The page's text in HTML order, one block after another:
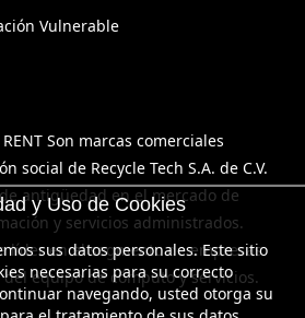
social de Recycle Tech S.A. de C.V.
antigüedad en el mercado de
y servicios administrados.
líder en el segmento de empresas
equipo de cómputo y servicios.
y Uso de Cookies
sus datos personales. Este sitio
necesarias para su correcto
navegando, usted otorga su